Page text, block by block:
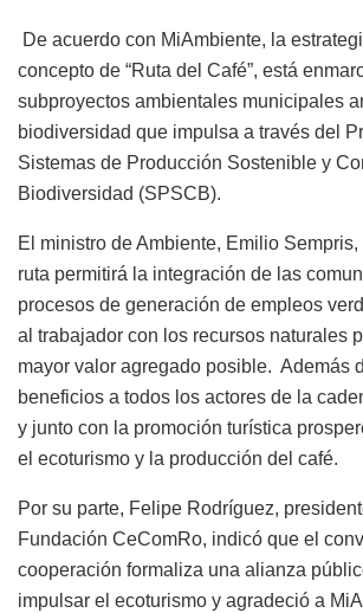
De acuerdo con MiAmbiente, la
concepto de “Ruta del Café”, está
subproyectos ambientales municipales
biodiversidad que impulsa a través del
Sistemas de Producción Sostenible y
Biodiversidad (SPSCB).
El ministro de Ambiente, Emilio
ruta permitirá la integración de las
procesos de generación de empleos
al trabajador con los recursos naturales
mayor valor agregado posible. Además
beneficios a todos los actores de la
y junto con la promoción turística
el ecoturismo y la producción del café.
Por su parte, Felipe Rodríguez,
Fundación CeComRo, indicó que el
cooperación formaliza una alianza
impulsar el ecoturismo y agradeció a